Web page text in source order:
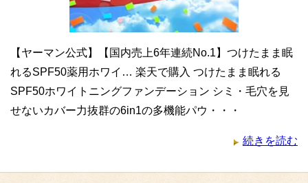
【ヤーマン公式】【国内売上6年連続No.1】つけたまま眠
れるSPF50薬用ホワイ… 楽天で購入 つけたまま眠れる
SPF50ホワイトニングファンデーション シミ・毛穴を見
せないカバー力抜群の6in1の多機能パウ・・・
続きを読む